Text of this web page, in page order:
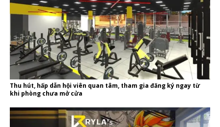
Thu hút, hấp dẫn hội viên quan tâm, tham gia đăng ký ngay từ
khi phòng chưa mở cửa